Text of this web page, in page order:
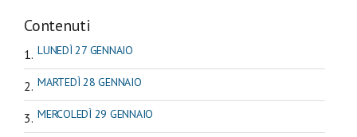
Contenuti
LUNEDÌ 27 GENNAIO
MARTEDÌ 28 GENNAIO
MERCOLEDÌ 29 GENNAIO